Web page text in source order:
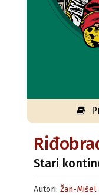
Stari
Autori: Žan-Mišel